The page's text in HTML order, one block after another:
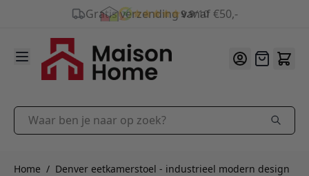
9.9/10
Ga naar de inhoud
Offerte
Waar ben je naar op zoek?
Home / Denver eetkamerstoel - industrieel modern design